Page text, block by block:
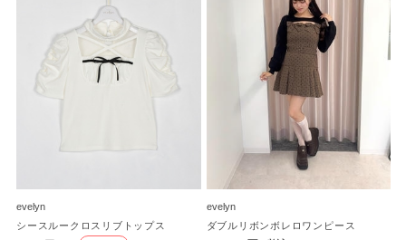
evelyn
シースルークロスリブトップス
evelyn
ダブルリボンボレロワンピース